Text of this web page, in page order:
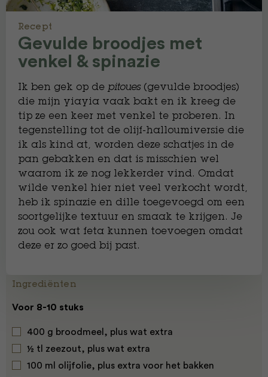
Recept
Gevulde broodjes met
venkel & spinazie
Ik ben gek op de pitoues (gevulde broodjes)
die mijn yiayia vaak bakt en ik kreeg de
tip ze een keer met venkel te proberen. In
tegenstelling tot de olijf-halloumiversie die
ik als kind at, worden deze schatjes in de
pan gebakken en dat is misschien wel
waarom ik ze nog lekkerder vind. Omdat
wilde venkel hier niet veel verkocht wordt,
heb ik spinazie en dille toegevoegd om een
soortgelijke textuur en smaak te krijgen. Je
zou ook wat feta kunnen toevoegen omdat
deze er zo goed bij past.
Ingrediënten
Voor 8-10 stuks
400 g broodmeel, plus wat extra
½ tl zeezout, plus wat extra
100 ml olijfolie, plus extra voor het bakken